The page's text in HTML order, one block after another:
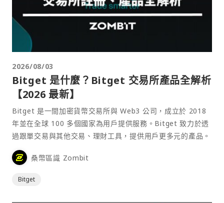
2026/08/03
Bitget 是什麼？Bitget 交易所產品全解析
【2026 最新】
Bitget 是一間加密貨幣交易所與 Web3 公司，成立於 2018
年並在全球 100 多個國家為用戶提供服務。Bitget 致力於透
過跟單交易與其他交易、理財工具，提供用戶更多元的產品。
桑幣區識 Zombit
Bitget